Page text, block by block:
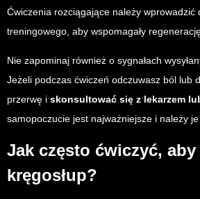
Ćwiczenia rozciągające należy wprowadzić
treningowego, aby wspomagały
Nie zapominaj również o sygnałach
Jeżeli podczas ćwiczeń odczuwasz ból lub
przerwę i skonsultować się z lekarzem
samopoczucie jest najważniejsze i należy
Jak często ćwiczyć,
kręgosłup?